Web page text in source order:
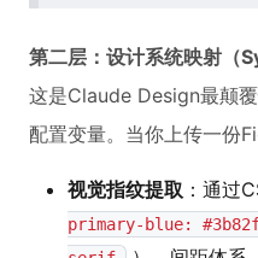
第二层：设计系统映射（
这是Claude Design最颠
配置变量。当你上传一份
视觉指纹提取 ：通过
primary-blue: